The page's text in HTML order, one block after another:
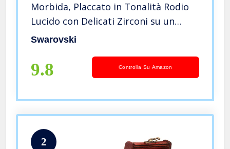
Morbida, Placcato in Tonalità Rodio
Lucido con Delicati Zirconi su un
Simbolo con Cuore e Infinito, Bianco
Swarovski
9.8 Controlla Su Amazon
2